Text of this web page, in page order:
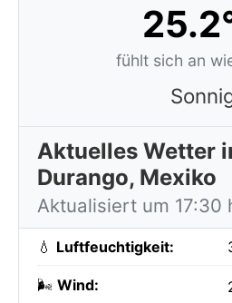
fühlt sich an
Aktuelles Wetter
Durango, Mexiko
Aktualisiert um 17:30
💧 Luftfeuchtigkeit:
🌬️ Wind: